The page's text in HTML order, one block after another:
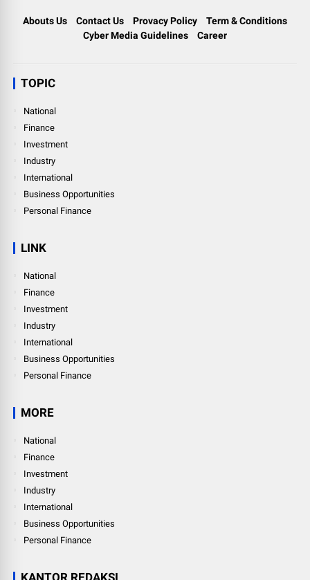
Abouts Us Contact Us Provacy Policy
Term & Conditions
Cyber Media Guidelines
Career
TOPIC
National
Finance
Investment
Industry
International
Business Opportunities
Personal Finance
LINK
National
Finance
Investment
Industry
International
Business Opportunities
Personal Finance
MORE
National
Finance
Investment
Industry
International
Business Opportunities
Personal Finance
KANTOR REDAKSI